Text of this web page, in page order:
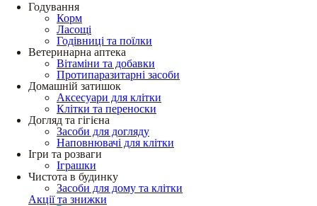
Годування
Корм
Ласощі
Годівниці та поїлки
Ветеринарна аптека
Вітаміни та добавки
Протипаразитарні засоби
Домашній затишок
Аксесуари для клітки
Клітки та переноски
Догляд та гігієна
Засоби для догляду
Наповнювачі для клітки
Ігри та розваги
Іграшки
Чистота в будинку
Засоби для дому та клітки
Акції та знижки